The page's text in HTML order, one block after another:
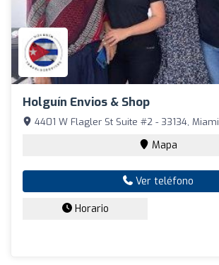
Holguín Envios & Shop
4401 W Flagler St Suite #2 - 33134, Miami
Mapa
Ver teléfono
Horario